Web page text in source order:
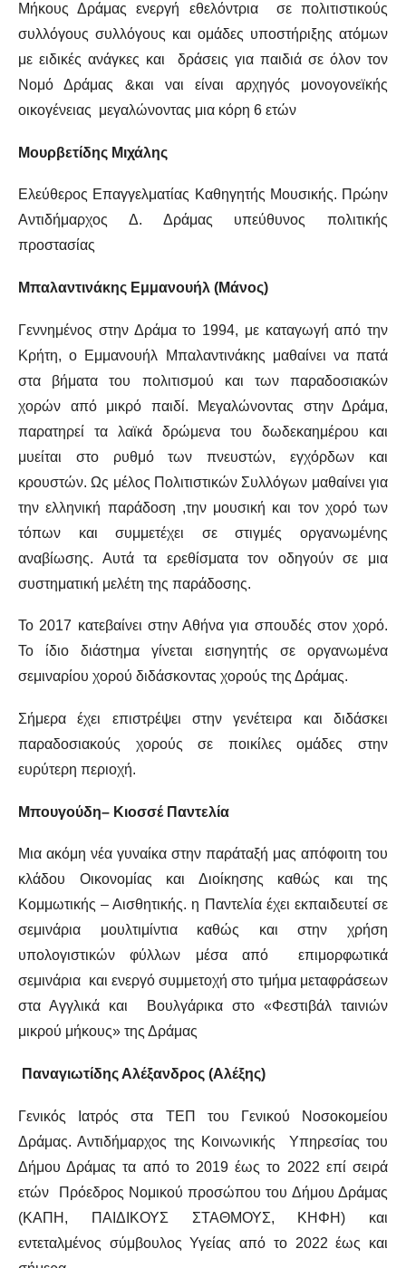
Μήκους Δράμας ενεργή εθελόντρια σε πολιτιστικούς
συλλόγους συλλόγους και ομάδες υποστήριξης ατόμων
με ειδικές ανάγκες και δράσεις για παιδιά σε όλον τον
Νομό Δράμας &και ναι είναι αρχηγός μονογονεϊκής
οικογένειας μεγαλώνοντας μια κόρη 6 ετών
Μουρβετίδης Μιχάλης
Ελεύθερος Επαγγελματίας Καθηγητής Μουσικής. Πρώην
Αντιδήμαρχος Δ. Δράμας υπεύθυνος πολιτικής
προστασίας
Μπαλαντινάκης Εμμανουήλ (Μάνος)
Γεννημένος στην Δράμα το 1994, με καταγωγή από την
Κρήτη, ο Εμμανουήλ Μπαλαντινάκης μαθαίνει να πατά
στα βήματα του πολιτισμού και των παραδοσιακών
χορών από μικρό παιδί. Μεγαλώνοντας στην Δράμα,
παρατηρεί τα λαϊκά δρώμενα του δωδεκαημέρου και
μυείται στο ρυθμό των πνευστών, εγχόρδων και
κρουστών. Ως μέλος Πολιτιστικών Συλλόγων μαθαίνει για
την ελληνική παράδοση ,την μουσική και τον χορό των
τόπων και συμμετέχει σε στιγμές οργανωμένης
αναβίωσης. Αυτά τα ερεθίσματα τον οδηγούν σε μια
συστηματική μελέτη της παράδοσης.
Το 2017 κατεβαίνει στην Αθήνα για σπουδές στον χορό.
Το ίδιο διάστημα γίνεται εισηγητής σε οργανωμένα
σεμιναρίου χορού διδάσκοντας χορούς της Δράμας.
Σήμερα έχει επιστρέψει στην γενέτειρα και διδάσκει
παραδοσιακούς χορούς σε ποικίλες ομάδες στην
ευρύτερη περιοχή.
Μπουγούδη– Κιοσσέ Παντελία
Μια ακόμη νέα γυναίκα στην παράταξή μας απόφοιτη του
κλάδου Οικονομίας και Διοίκησης καθώς και της
Κομμωτικής – Αισθητικής. η Παντελία έχει εκπαιδευτεί σε
σεμινάρια μουλτιμίντια καθώς και στην χρήση
υπολογιστικών φύλλων μέσα από επιμορφωτικά
σεμινάρια και ενεργό συμμετοχή στο τμήμα μεταφράσεων
στα Αγγλικά και Βουλγάρικα στο «Φεστιβάλ ταινιών
μικρού μήκους» της Δράμας
Παναγιωτίδης Αλέξανδρος (Αλέξης)
Γενικός Ιατρός στα ΤΕΠ του Γενικού Νοσοκομείου
Δράμας. Αντιδήμαρχος της Κοινωνικής Υπηρεσίας του
Δήμου Δράμας τα από το 2019 έως το 2022 επί σειρά
ετών Πρόεδρος Νομικού προσώπου του Δήμου Δράμας
(ΚΑΠΗ, ΠΑΙΔΙΚΟΥΣ ΣΤΑΘΜΟΥΣ, ΚΗΦΗ) και
εντεταλμένος σύμβουλος Υγείας από το 2022 έως και